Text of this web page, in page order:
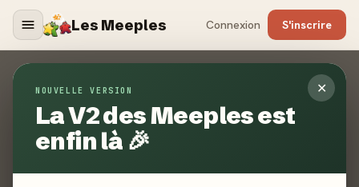
Les Meeples Connexion S'inscrire
✕
NOUVELLE VERSION
La V2 des Meeples est
enfin là 🎉
Contact
ACCUEIL CONTACT
toute autre demande ? Envoyez-nous un mail, nous vous